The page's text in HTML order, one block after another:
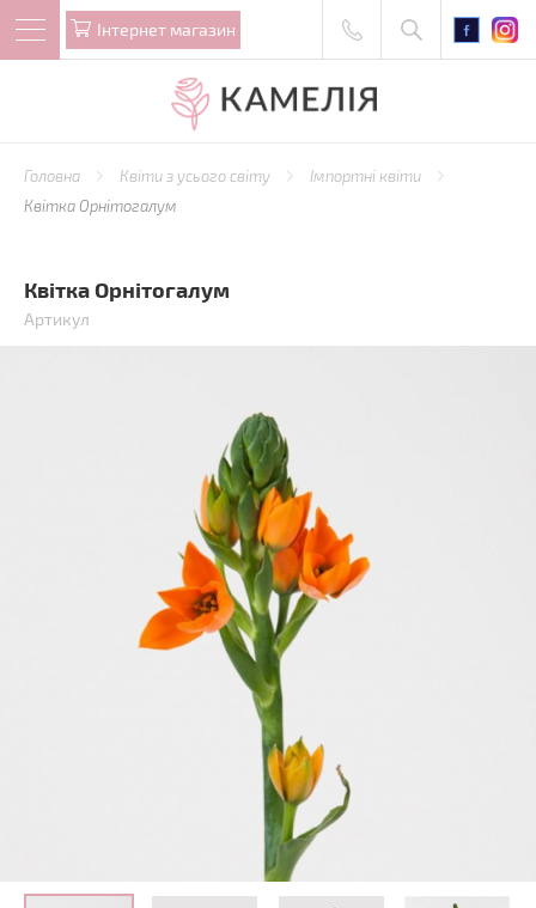
Iнтернет магазин
Головна Квіти з усього світу
Імпортні квіти
Квітка Орнітогалум
Квітка Орнітогалум
Артикул